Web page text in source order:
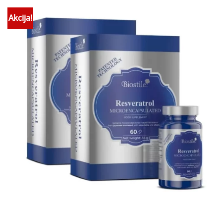
Akcija!